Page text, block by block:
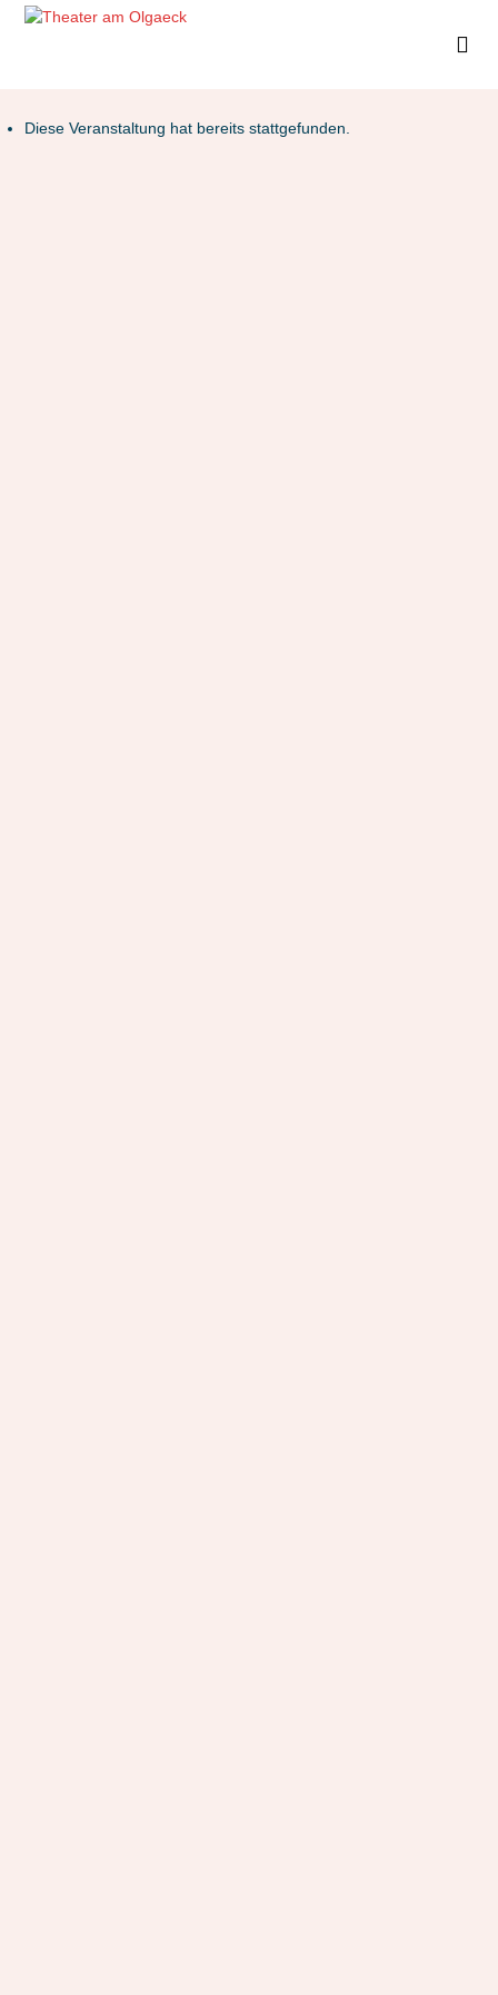
Diese Veranstaltung hat bereits stattgefunden.